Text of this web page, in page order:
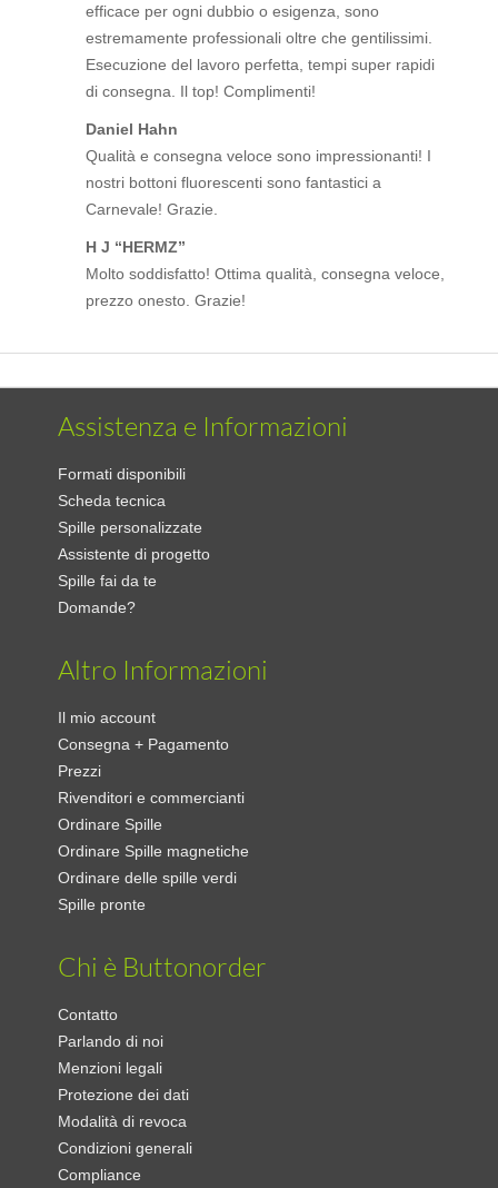
efficace per ogni dubbio o esigenza, sono
estremamente professionali oltre che gentilissimi.
Esecuzione del lavoro perfetta, tempi super rapidi
di consegna. Il top! Complimenti!
Daniel Hahn
Qualità e consegna veloce sono impressionanti! I
nostri bottoni fluorescenti sono fantastici a
Carnevale! Grazie.
H J “HERMZ”
Molto soddisfatto! Ottima qualità, consegna veloce,
prezzo onesto. Grazie!
Assistenza e Informazioni
Formati disponibili
Scheda tecnica
Spille personalizzate
Assistente di progetto
Spille fai da te
Domande?
Altro Informazioni
Il mio account
Consegna + Pagamento
Prezzi
Rivenditori e commercianti
Ordinare Spille
Ordinare Spille magnetiche
Ordinare delle spille verdi
Spille pronte
Chi è Buttonorder
Contatto
Parlando di noi
Menzioni legali
Protezione dei dati
Modalità di revoca
Condizioni generali
Compliance